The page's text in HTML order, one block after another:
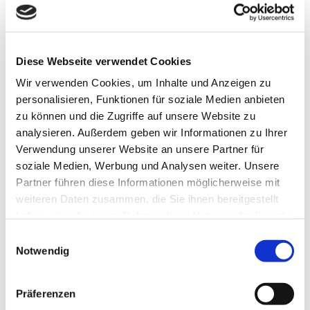
Diese Webseite verwendet Cookies
Wir verwenden Cookies, um Inhalte und Anzeigen zu
personalisieren, Funktionen für soziale Medien anbieten
zu können und die Zugriffe auf unsere Website zu
analysieren. Außerdem geben wir Informationen zu Ihrer
Verwendung unserer Website an unsere Partner für
soziale Medien, Werbung und Analysen weiter. Unsere
Partner führen diese Informationen möglicherweise mit
weiteren Daten zusammen, die Sie ihnen bereitgestellt
Notwendig
Präferenzen
Diensteanbieter jedoch nicht verpflichtet, übermittelte oder
gespeicherte fremde Informationen zu überwachen oder
Tätigkeit hinweisen. Verpflichtungen zur Entfernung oder
Sperrung der Nutzung von Informationen nach den
allgemeinen Gesetzen bleiben hiervon unberührt. Eine
diesbezügliche Haftung ist jedoch erst ab dem Zeitpunkt der
Kenntnis einer konkreten Rechtsverletzung möglich. Bei
Bekanntwerden von entsprechenden Rechtsverletzungen
werden wir diese Inhalte umgehend entfernen.
Haftung für Links
Unser Angebot enthält Links zu externen Webseiten Dritter,
übernehmen. Für die Inhalte der verlinkten Seiten ist stets
verantwortlich. Die verlinkten Seiten wurden zum Zeitpunkt